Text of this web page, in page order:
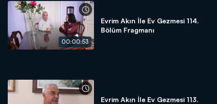
00:00:53
Evrim Akın İle Ev Gezmesi 114.
Bölüm Fragmanı
Evrim Akın İle Ev Gezmesi 113.